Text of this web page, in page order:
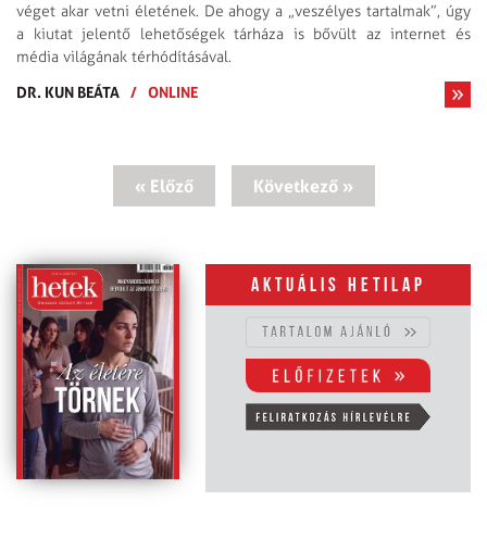
véget akar vetni életének. De ahogy a „veszélyes tartalmak”, úgy
a kiutat jelentő lehetőségek tárháza is bővült az internet és
média világának térhódításával.
DR. KUN BEÁTA / ONLINE
« Előző Következő »
Aktuális hetilap